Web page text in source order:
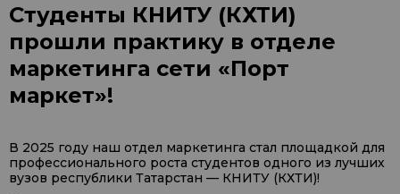
Студенты КНИТУ (КХТИ)
прошли практику в отделе
маркетинга сети «Порт
маркет»!
В 2025 году наш отдел маркетинга стал площадкой для
профессионального роста студентов одного из лучших
вузов республики Татарстан — КНИТУ (КХТИ)!